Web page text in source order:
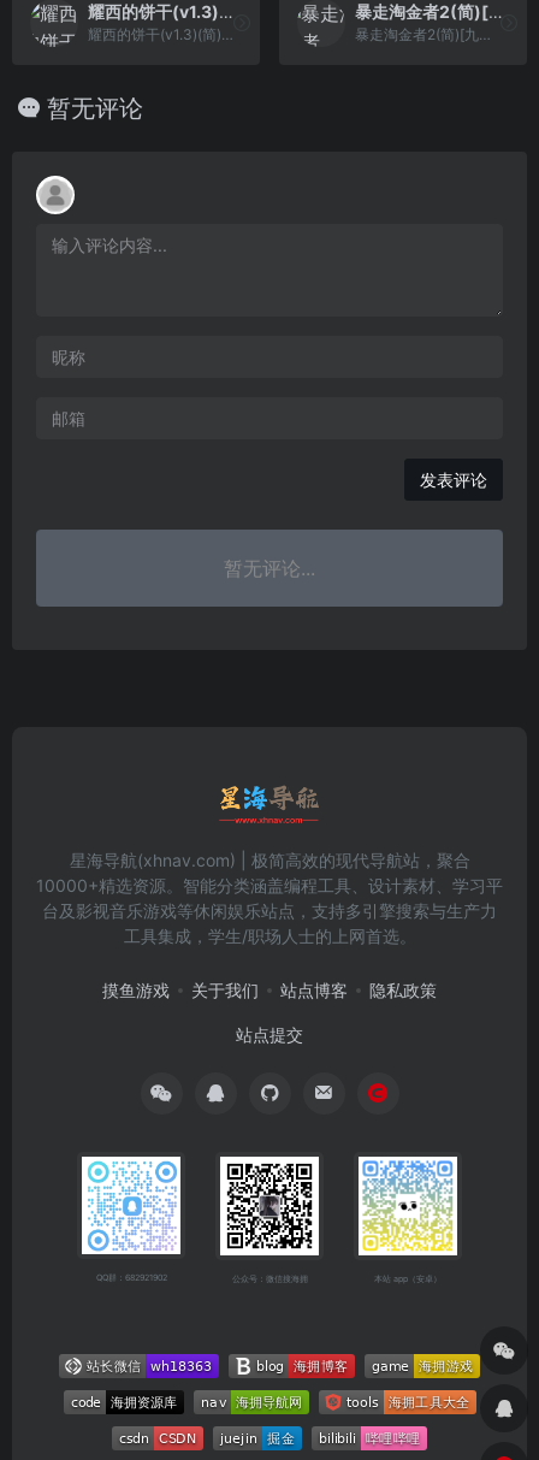
耀西的饼干(v1.3)(简)[九班](JP)[PUZ](1.5Mb)
耀西的饼干(v1.3)(简)[九班](JP)[PUZ](1.5Mb)
暴走淘金者2(简)[九班](JP)[PUZ](0.18Mb)
暴走淘金者2(简)[九班](JP)[PUZ](0.18Mb)
暂无评论
发表评论
暂无评论...
星海导航(xhnav.com) | 极简高效的现代导航站，聚合
10000+精选资源。智能分类涵盖编程工具、设计素材、学习平
台及影视音乐游戏等休闲娱乐站点，支持多引擎搜索与生产力
工具集成，学生/职场人士的上网首选。
摸鱼游戏 关于我们 站点博客 隐私政策
站点提交
QQ群：682921902 公众号：微信搜海拥 本站 app（安卓）